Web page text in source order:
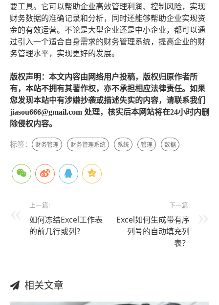
要工具。它可以帮助企业高效管理利润、控制风险，实现
财务数据的准确记录和分析，同时还能够帮助企业实现资
金的有效运营。不论是大型企业还是中小企业，都可以通
过引入一个适合自身需求的财务管理系统，提高企业的财
务管理水平，实现更好的发展。
版权声明：本文内容由网络用户投稿，版权归原作者所
有，本站不拥有其著作权，亦不承担相应法律责任。如果
您发现本站中有涉嫌抄袭或描述失实的内容，请联系我们
jiasou666@gmail.com 处理，核实后本网站将在24小时内删
除侵权内容。
标签： 财务管理 财务管理系统 系统 管理 数据
上一篇:
如何冻结Excel工作表
的前几行或列？
下一篇:
Excel如何生成带有序
列号的自动填充列
表？
相关文章